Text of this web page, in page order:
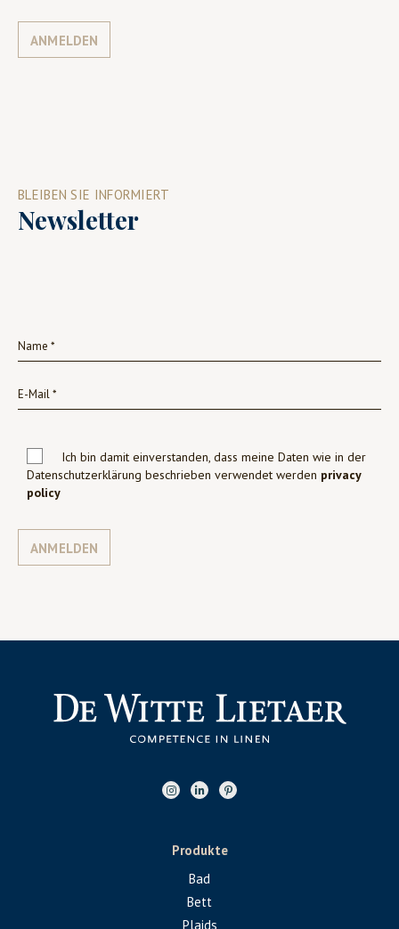
ANMELDEN
BLEIBEN SIE INFORMIERT
Newsletter
Ich bin damit einverstanden, dass meine Daten wie in der
Datenschutzerklärung beschrieben verwendet werden privacy
policy
ANMELDEN
Produkte
Bad
Bett
Plaids